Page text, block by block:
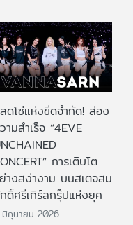
ดโซ่แห่งขีดจำกัด! ส่อง
ามสำเร็จ “4EVE
การเติบโต
างสง่างาม บนสเตจสม
ดิ์ศรีเกิร์ลกรุ๊ปแห่งยุค
ถุนายน 2026